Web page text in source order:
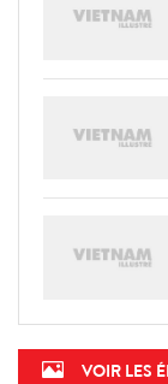
VOIR LES